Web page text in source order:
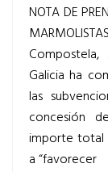
NOTA DE
Galicia ha
las
concesión
importe total
a “favorecer